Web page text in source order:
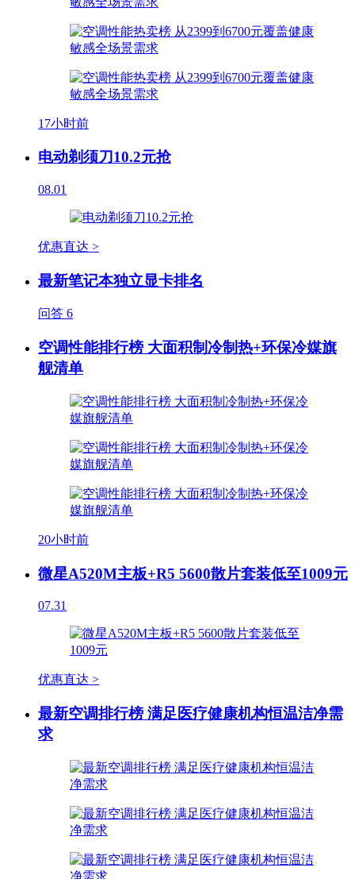
17小时前
电动剃须刀10.2元抢
08.01
优惠直达 >
最新笔记本独立显卡排名
问答 6
空调性能排行榜 大面积制冷制热+环保冷媒旗
舰清单
20小时前
微星A520M主板+R5 5600散片套装低至1009元
07.31
优惠直达 >
最新空调排行榜 满足医疗健康机构恒温洁净需
求